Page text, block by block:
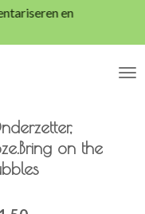
en
on the